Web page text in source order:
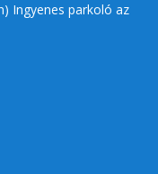
Ingyenes parkoló az